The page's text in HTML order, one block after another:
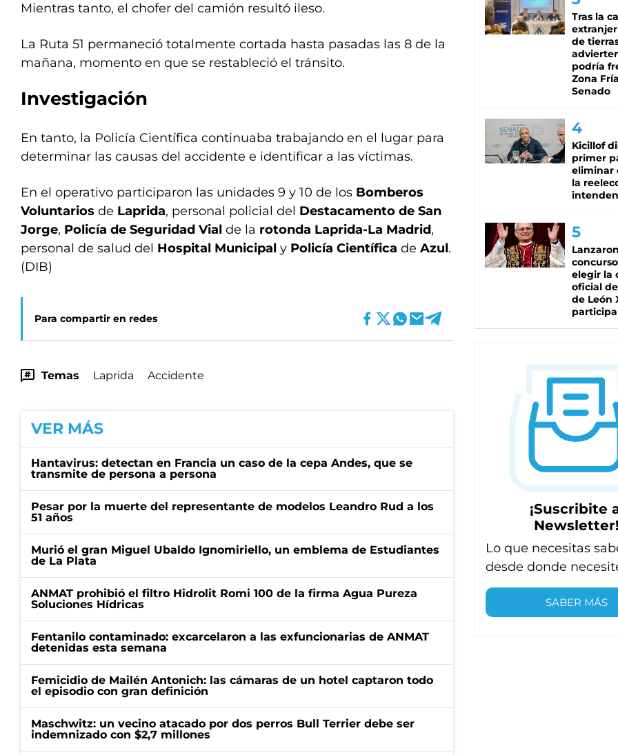
Mientras tanto, el chofer del camión resultó ileso.
La Ruta 51 permaneció totalmente cortada hasta pasadas las 8 de la
mañana, momento en que se restableció el tránsito.
Investigación
En tanto, la Policía Científica continuaba trabajando en el lugar para
determinar las causas del accidente e identificar a las víctimas.
En el operativo participaron las unidades 9 y 10 de los Bomberos
Voluntarios de Laprida, personal policial del Destacamento de San
Jorge, Policía de Seguridad Vial de la rotonda Laprida-La Madrid,
personal de salud del Hospital Municipal y Policía Científica de Azul.
(DIB)
Para compartir en redes
Temas Laprida Accidente
VER MÁS
Hantavirus: detectan en Francia un caso de la cepa Andes, que se
transmite de persona a persona
Pesar por la muerte del representante de modelos Leandro Rud a los
51 años
Murió el gran Miguel Ubaldo Ignomiriello, un emblema de Estudiantes
de La Plata
ANMAT prohibió el filtro Hidrolit Romi 100 de la firma Agua Pureza
Soluciones Hídricas
Fentanilo contaminado: excarcelaron a las exfuncionarias de ANMAT
detenidas esta semana
Femicidio de Mailén Antonich: las cámaras de un hotel captaron todo
el episodio con gran definición
Maschwitz: un vecino atacado por dos perros Bull Terrier debe ser
indemnizado con $2,7 millones
Tras la
de
podría
Zona
Senado
Kicillof
primer
eliminar
la
elegir la
oficial
de León
¡Suscribite
Newsletter!
Lo que necesitas
desde donde
SABER MÁS